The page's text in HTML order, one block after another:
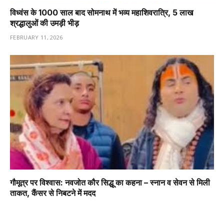
विध्वंस के 1000 साल बाद सोमनाथ में भव्य महाशिवरात्रि, 5 लाख
श्रद्धालुओं की उमड़ी भीड़
FEBRUARY 11, 2026
गौमूत्र पर विश्वास: नवजोत कौर सिद्धू का कहना – स्नान व सेवन से मिली
ताकत, कैंसर से निबटने में मदद